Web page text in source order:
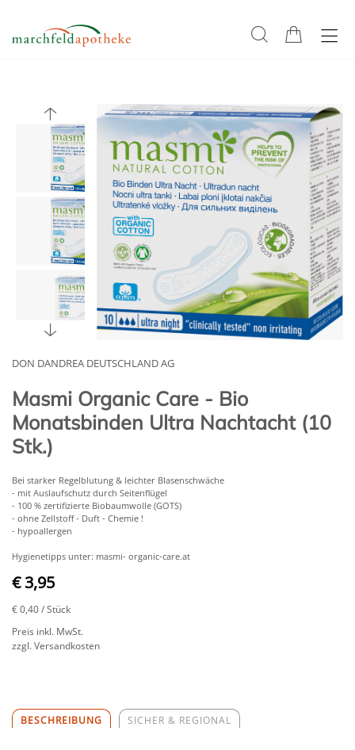
DON DANDREA DEUTSCHLAND AG
Masmi Organic Care - Bio
Monatsbinden Ultra Nachtacht (10
Stk.)
Bei starker Regelblutung & leichter Blasenschwäche
- mit Auslaufschutz durch Seitenflügel
- 100 % zertifizierte Biobaumwolle (GOTS)
- ohne Zellstoff - Duft - Chemie !
- hypoallergen
Hygienetipps unter: masmi- organic-care.at
€ 3,95
€ 0,40/ Stück
Preis inkl. MwSt.
zzgl. Versandkosten
BESCHREIBUNG SICHER & REGIONAL